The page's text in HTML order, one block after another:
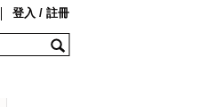
登入 / 註冊